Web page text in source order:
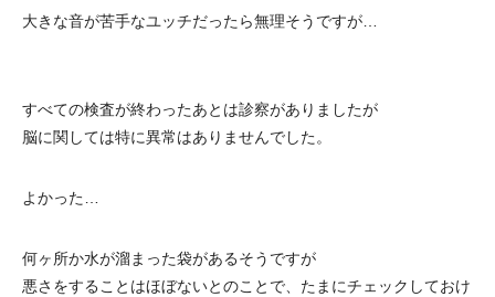
大きな音が苦手なユッチだったら無理そうですが…
すべての検査が終わったあとは診察がありましたが
脳に関しては特に異常はありませんでした。
よかった…
何ヶ所か水が溜まった袋があるそうですが
悪さをすることはほぼないとのことで、たまにチェックしておけ